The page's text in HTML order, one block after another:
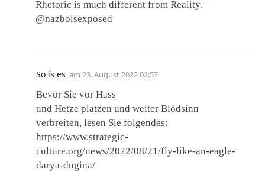
Rhetoric is much different from Reality. –
@nazbolsexposed
So is es am 23. August 2022 02:57
Bevor Sie vor Hass
und Hetze platzen und weiter Blödsinn
verbreiten, lesen Sie folgendes:
https://www.strategic-
culture.org/news/2022/08/21/fly-like-an-eagle-
darya-dugina/